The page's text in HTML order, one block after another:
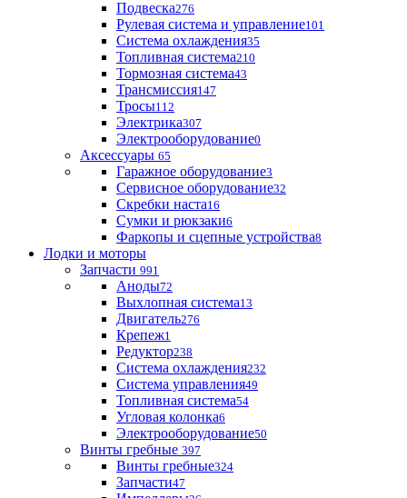
Подвеска276
Рулевая система и управление101
Система охлаждения35
Топливная система210
Тормозная система43
Трансмиссия147
Тросы112
Электрика307
Электрооборудование0
Аксессуары 65
Гаражное оборудование3
Сервисное оборудование32
Скребки наста16
Сумки и рюкзаки6
Фаркопы и сцепные устройства8
Лодки и моторы
Запчасти 991
Аноды72
Выхлопная система13
Двигатель276
Крепеж1
Редуктор238
Система охлаждения232
Система управления49
Топливная система54
Угловая колонка6
Электрооборудование50
Винты гребные 397
Винты гребные324
Запчасти47